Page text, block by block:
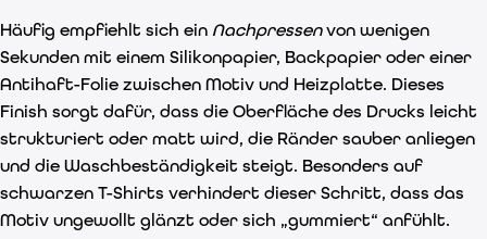
Häufig empfiehlt sich ein Nachpressenvon wenigen
Sekunden mit einem Silikonpapier, Backpapier oder einer
Antihaft-Folie zwischen Motiv und Heizplatte. Dieses
Finish sorgt dafür, dass die Oberfläche des Drucks leicht
strukturiert oder matt wird, die Ränder sauber anliegen
und die Waschbeständigkeit steigt. Besonders auf
schwarzen T-Shirts verhindert dieser Schritt, dass das
Motiv ungewollt glänzt oder sich „gummiert“ anfühlt.